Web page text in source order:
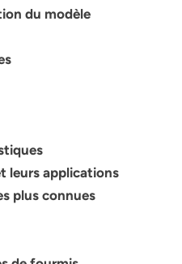
du modèle
leurs applications
plus connues